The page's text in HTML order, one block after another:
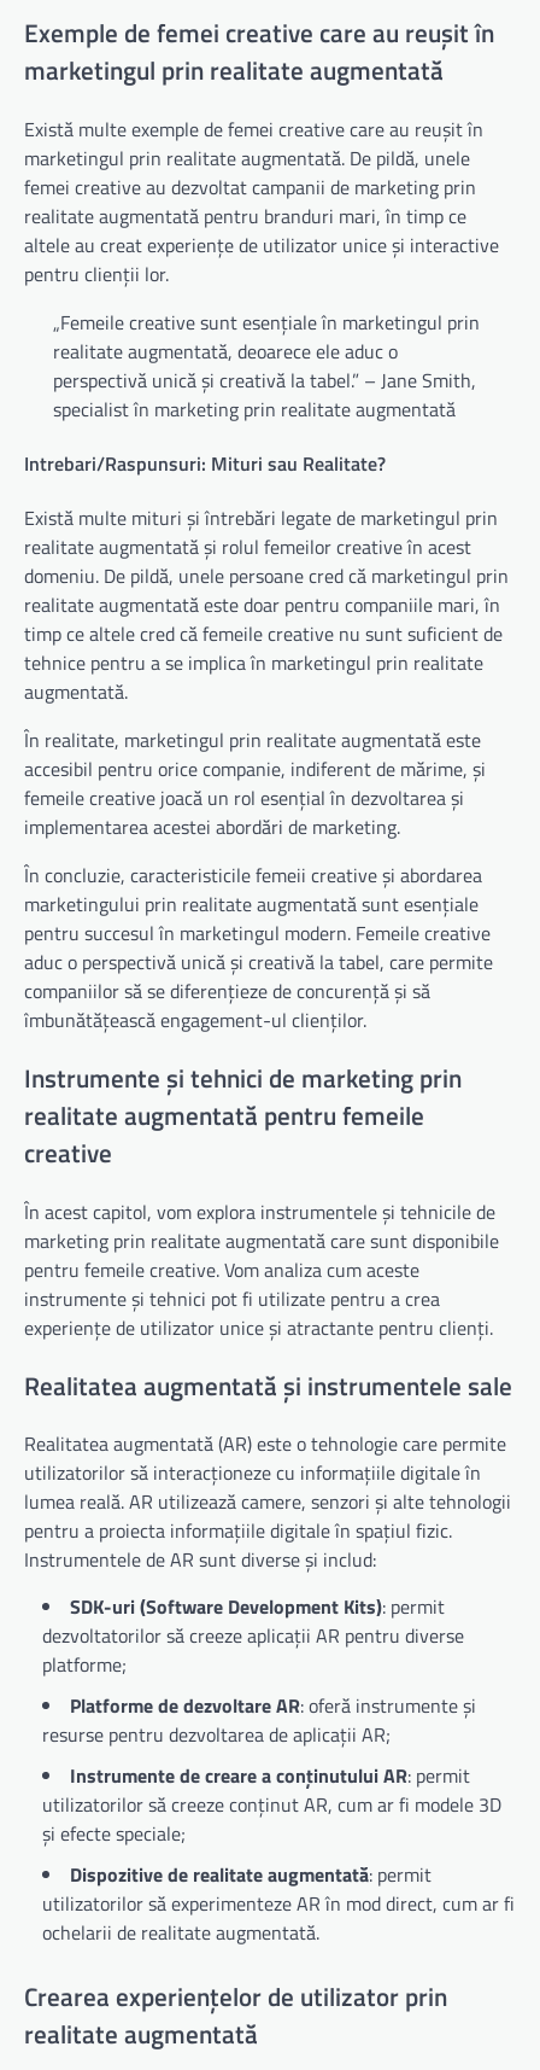
Exemple de femei creative care au reușit în
marketingul prin realitate augmentată
Există multe exemple de femei creative care au reușit în
marketingul prin realitate augmentată. De pildă, unele
femei creative au dezvoltat campanii de marketing prin
realitate augmentată pentru branduri mari, în timp ce
altele au creat experiențe de utilizator unice și interactive
pentru clienții lor.
„Femeile creative sunt esențiale în marketingul prin
realitate augmentată, deoarece ele aduc o
perspectivă unică și creativă la tabel.” – Jane Smith,
specialist în marketing prin realitate augmentată
Intrebari/Raspunsuri: Mituri sau Realitate?
Există multe mituri și întrebări legate de marketingul prin
realitate augmentată și rolul femeilor creative în acest
domeniu. De pildă, unele persoane cred că marketingul prin
realitate augmentată este doar pentru companiile mari, în
timp ce altele cred că femeile creative nu sunt suficient de
tehnice pentru a se implica în marketingul prin realitate
augmentată.
În realitate, marketingul prin realitate augmentată este
accesibil pentru orice companie, indiferent de mărime, și
femeile creative joacă un rol esențial în dezvoltarea și
implementarea acestei abordări de marketing.
În concluzie, caracteristicile femeii creative și abordarea
marketingului prin realitate augmentată sunt esențiale
pentru succesul în marketingul modern. Femeile creative
aduc o perspectivă unică și creativă la tabel, care permite
companiilor să se diferențieze de concurență și să
îmbunătățească engagement-ul clienților.
Instrumente și tehnici de marketing prin
realitate augmentată pentru femeile
creative
În acest capitol, vom explora instrumentele și tehnicile de
marketing prin realitate augmentată care sunt disponibile
pentru femeile creative. Vom analiza cum aceste
instrumente și tehnici pot fi utilizate pentru a crea
experiențe de utilizator unice și atractante pentru clienți.
Realitatea augmentată și instrumentele sale
Realitatea augmentată (AR) este o tehnologie care permite
utilizatorilor să interacționeze cu informațiile digitale în
lumea reală. AR utilizează camere, senzori și alte tehnologii
pentru a proiecta informațiile digitale în spațiul fizic.
Instrumentele de AR sunt diverse și includ:
SDK-uri (Software Development Kits): permit
dezvoltatorilor să creeze aplicații AR pentru diverse
platforme;
Platforme de dezvoltare AR: oferă instrumente și
resurse pentru dezvoltarea de aplicații AR;
Instrumente de creare a conținutului AR: permit
utilizatorilor să creeze conținut AR, cum ar fi modele 3D
și efecte speciale;
Dispozitive de realitate augmentată: permit
utilizatorilor să experimenteze AR în mod direct, cum ar fi
ochelarii de realitate augmentată.
Crearea experiențelor de utilizator prin
realitate augmentată